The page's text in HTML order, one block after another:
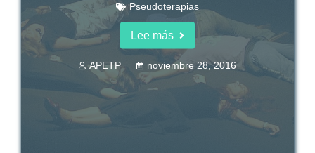
Pseudoterapias
Lee más
APETP noviembre 28, 2016